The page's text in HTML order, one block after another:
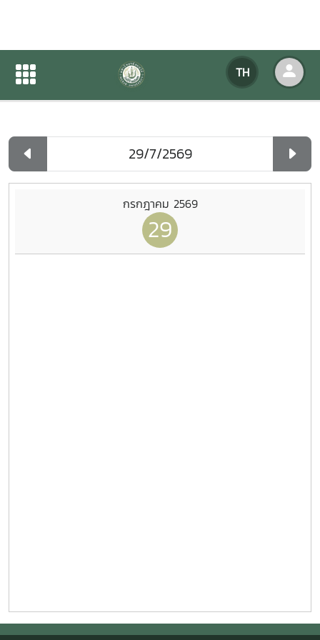
TH
ปฏิทินกิจกรรมของหน่วยงาน
ปฏิทินกิจกรรมของหน่วยงาน
กรกฎาคม 2569
29